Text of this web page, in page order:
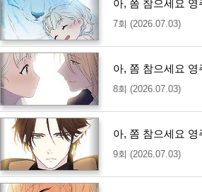
아, 쫌 참으세요 영
7회 (2026.07.03)
아, 쫌 참으세요 영
8회 (2026.07.03)
아, 쫌 참으세요 영
9회 (2026.07.03)